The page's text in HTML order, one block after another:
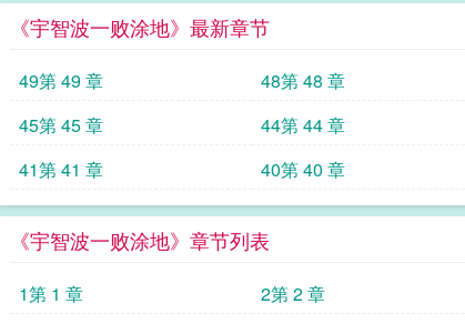
《宇智波一败涂地》最新章节
49第 49 章 48第 48 章
45第 45 章
44第 44 章
41第 41 章
40第 40 章
《宇智波一败涂地》章节列表
1第 1 章 2第 2 章